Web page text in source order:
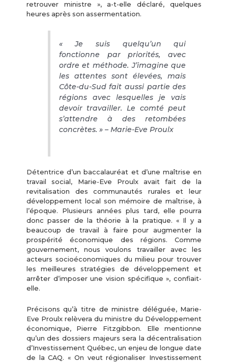
retrouver ministre », a-t-elle déclaré, quelques
heures après son assermentation.
« Je suis quelqu’un qui
fonctionne par priorités, avec
ordre et méthode. J’imagine que
les attentes sont élevées, mais
Côte-du-Sud fait aussi partie des
régions avec lesquelles je vais
devoir travailler. Le comté peut
s’attendre à des retombées
concrètes. » – Marie-Eve Proulx
Détentrice d’un baccalauréat et d’une maîtrise en
travail social, Marie-Eve Proulx avait fait de la
revitalisation des communautés rurales et leur
développement local son mémoire de maîtrise, à
l’époque. Plusieurs années plus tard, elle pourra
donc passer de la théorie à la pratique. « Il y a
beaucoup de travail à faire pour augmenter la
prospérité économique des régions. Comme
gouvernement, nous voulons travailler avec les
acteurs socioéconomiques du milieu pour trouver
les meilleures stratégies de développement et
arrêter d’imposer une vision spécifique », confiait-
elle.
Précisons qu’à titre de ministre déléguée, Marie-
Eve Proulx relèvera du ministre du Développement
économique, Pierre Fitzgibbon. Elle mentionne
qu’un des dossiers majeurs sera la décentralisation
d’Investissement Québec, un enjeu de longue date
de la CAQ. « On veut régionaliser Investissement